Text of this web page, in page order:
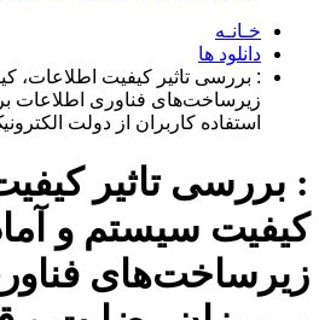
خـانـه
دانلود ها
: بررسی تاثیر کیفیت اطلاعات،
زیرساخت‌های فناوری اطلاعات
استفاده کاربران از دولت
: بررسی تاثیر
کیفیت سیستم و
زیرساخت‌های